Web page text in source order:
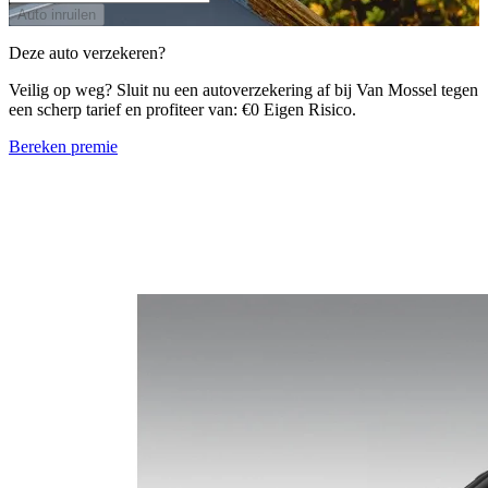
Auto inruilen
Deze auto verzekeren?
Veilig op weg? Sluit nu een autoverzekering af bij Van Mossel tegen
een scherp tarief en profiteer van: €0 Eigen Risico.
Bereken premie